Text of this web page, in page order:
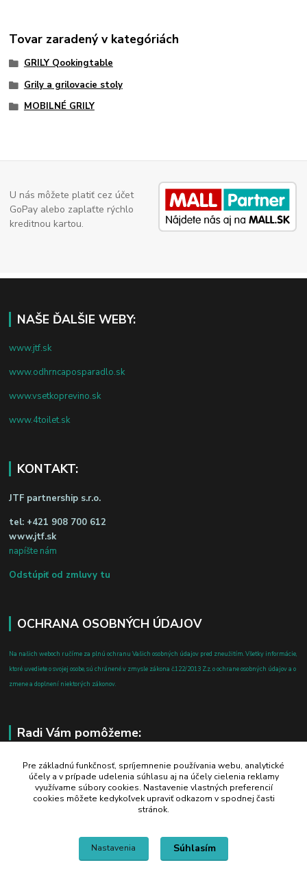
Tovar zaradený v kategóriách
GRILY Qookingtable
Grily a grilovacie stoly
MOBILNÉ GRILY
U nás môžete platiť cez účet
GoPay alebo zaplaťte rýchlo
kreditnou kartou.
NAŠE ĎALŠIE WEBY:
www.jtf.sk
www.odhrncaposparadlo.sk
www.vsetkoprevino.sk
www.4toilet.sk
KONTAKT:
JTF partnership s.r.o.
tel: +421 908 700 612
www.jtf.sk
napíšte nám
Odstúpiť od zmluvy tu
OCHRANA OSOBNÝCH ÚDAJOV
Na našich weboch ručíme za plnú ochranu Vašich osobných údajov pred zneužitím. Všetky informácie,
ktoré uvediete o svojej osobe, sú chránené v zmysle zákona č.122/2013 Z.z. o ochrane osobných údajov a o
zmene a doplnení niektorých zákonov.
Radi Vám pomôžeme:
+421 908 700 612
po-pia: 8.00 - 16.00
business@jtf.sk
Pre základnú funkčnosť, spríjemnenie používania webu, analytické
účely a v prípade udelenia súhlasu aj na účely cielenia reklamy
využívame súbory cookies. Nastavenie vlastných preferencií
cookies môžete kedykoľvek upraviť odkazom v spodnej časti
stránok.
Nastavenia Súhlasím